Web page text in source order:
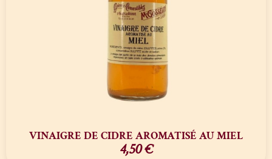
VINAIGRE DE CIDRE AROMATISÉ AU MIEL
4,50€